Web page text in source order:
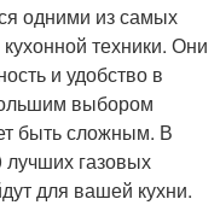
одними из самых
техники. Они
и удобство в
выбором
быть сложным. В
лучших газовых
для вашей кухни.